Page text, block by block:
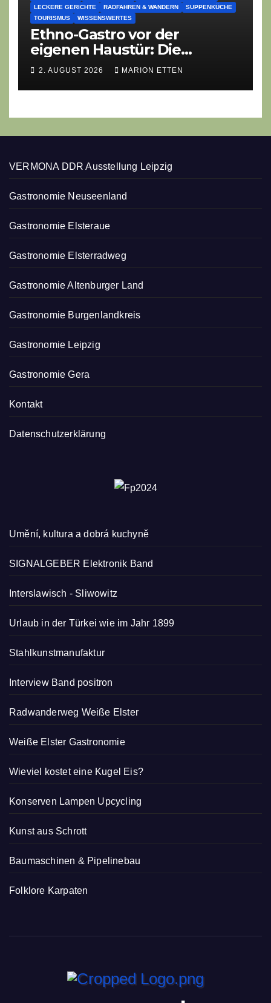
LECKERE GERICHTE
RADFAHREN & WANDERN
SUPPENKÜCHE
TOURISMUS
WISSENSWERTES
Ethno-Gastro vor der
eigenen Haustür: Die
geheime kulinarische DNA
2. AUGUST 2026 MARION ETTEN
VERMONA DDR Ausstellung Leipzig
Gastronomie Neuseenland
Gastronomie Elsteraue
Gastronomie Elsterradweg
Gastronomie Altenburger Land
Gastronomie Burgenlandkreis
Gastronomie Leipzig
Gastronomie Gera
Kontakt
Datenschutzerklärung
Umění, kultura a dobrá kuchyně
SIGNALGEBER Elektronik Band
Interslawisch - Sliwowitz
Urlaub in der Türkei wie im Jahr 1899
Stahlkunstmanufaktur
Interview Band positron
Radwanderweg Weiße Elster
Weiße Elster Gastronomie
Wieviel kostet eine Kugel Eis?
Konserven Lampen Upcycling
Kunst aus Schrott
Baumaschinen & Pipelinebau
Folklore Karpaten